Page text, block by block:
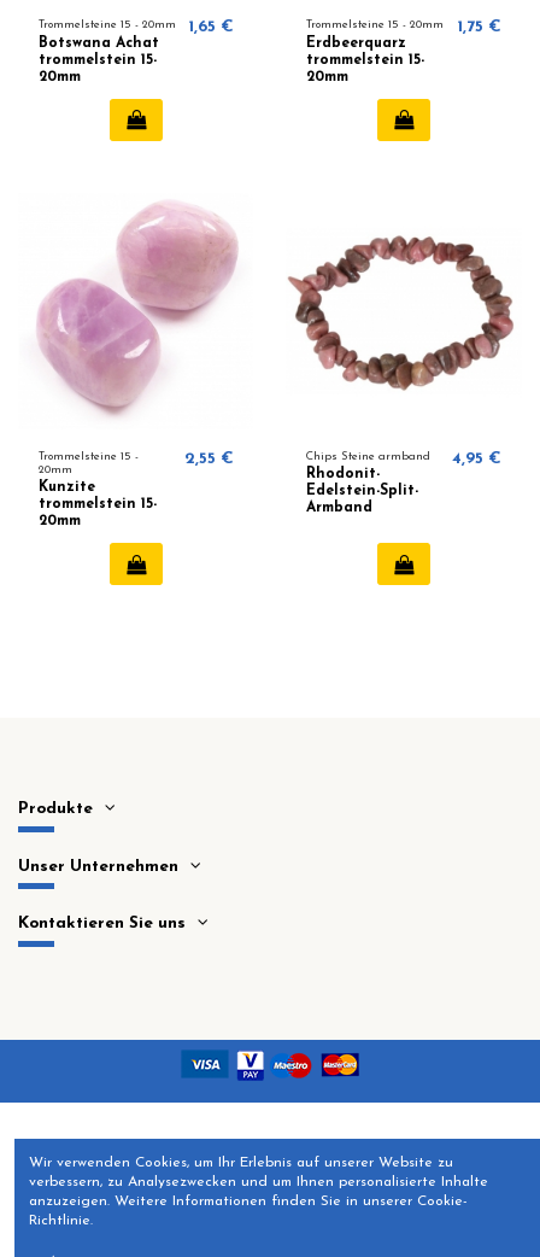
Trommelsteine ​​15 - 20mm
Botswana Achat
trommelstein 15-
20mm
1,65 € Trommelsteine ​​15 - 20mm
Erdbeerquarz
trommelstein 15-
20mm
1,75 €
Trommelsteine ​​15 -
20mm
Kunzite
trommelstein 15-
20mm
2,55 € Chips Steine armband
Rhodonit-
Edelstein-Split-
Armband
4,95 €
Produkte
Unser Unternehmen
Kontaktieren Sie uns
Wir verwenden Cookies, um Ihr Erlebnis auf unserer Website zu
verbessern, zu Analysezwecken und um Ihnen personalisierte Inhalte
anzuzeigen. Weitere Informationen finden Sie in unserer Cookie-
Richtlinie.